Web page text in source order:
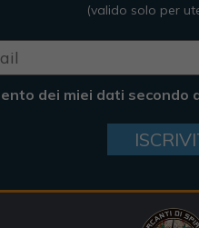
(valido solo per
dei miei dati secondo